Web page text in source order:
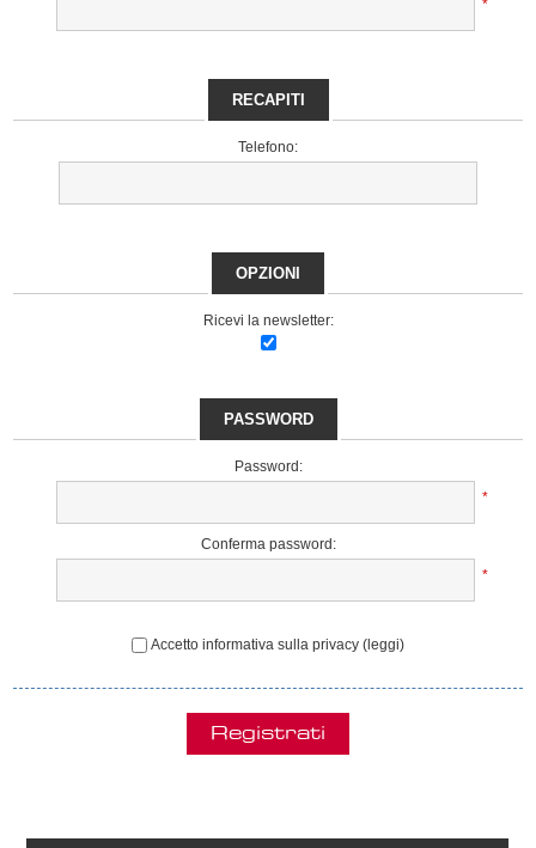
*
RECAPITI
Telefono:
OPZIONI
Ricevi la newsletter:
PASSWORD
Password:
*
Conferma password:
*
Accetto informativa sulla privacy (leggi)